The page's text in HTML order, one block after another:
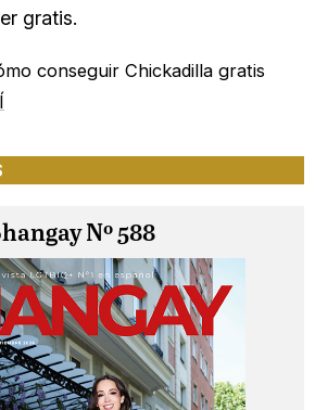
gratis.
conseguir Chickadilla gratis
Nº 588